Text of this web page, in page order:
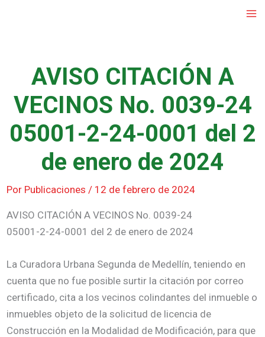
AVISO CITACIÓN A
VECINOS No. 0039-24
05001-2-24-0001 del 2
de enero de 2024
Por Publicaciones / 12 de febrero de 2024
AVISO CITACIÓN A VECINOS No. 0039-24
05001-2-24-0001 del 2 de enero de 2024
La Curadora Urbana Segunda de Medellín, teniendo en
cuenta que no fue posible surtir la citación por correo
certificado, cita a los vecinos colindantes del inmueble o
inmuebles objeto de la solicitud de licencia de
Construcción en la Modalidad de Modificación, para que